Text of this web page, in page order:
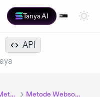
Tanya AI
API
Solana RPC Methods Metode Websocket